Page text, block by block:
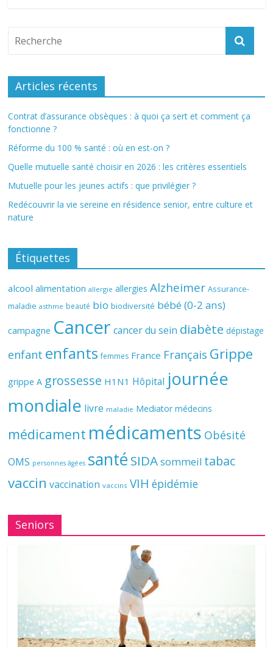
Articles récents
Contrat d’assurance obsèques : à quoi ça sert et comment ça
fonctionne ?
Réforme du 100 % santé : où en est-on ?
Quelle mutuelle santé choisir en 2026 : les critères essentiels
Mutuelle pour les jeunes actifs : que privilégier ?
Redécouvrir la vie sereine en résidence senior, entre culture et
nature
Étiquettes
alcool alimentation allergie allergies Alzheimer Assurance-
maladie asthme beauté bio biodiversité bébé (0-2 ans)
campagne Cancer cancer du sein diabète dépistage
enfant enfants femmes France Français Grippe
grippe A grossesse H1N1 Hôpital journée
mondiale livre maladie Mediator médecins
médicament médicaments Obésité
OMS personnes âgées santé SIDAsommeil tabac
vaccin vaccination vaccins VIH épidémie
Seniors